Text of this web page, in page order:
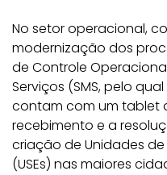
No setor operacional,
modernização dos
de Controle
Serviços (SMS, pelo
contam com um tablet
recebimento e a
criação de Unidades
(USEs) nas maiores